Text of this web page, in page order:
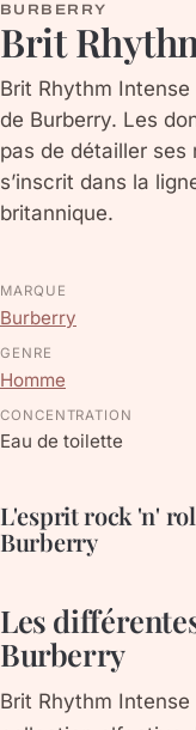
BURBERRY
Brit
Brit Rhythm
de Burberry. Les
pas de détailler
s’inscrit dans la
britannique.
MARQUE
Burberry
GENRE
Homme
CONCENTRATION
Eau de toilette
L'esprit rock 'n'
Burberry
Les
Burberry
Brit Rhythm